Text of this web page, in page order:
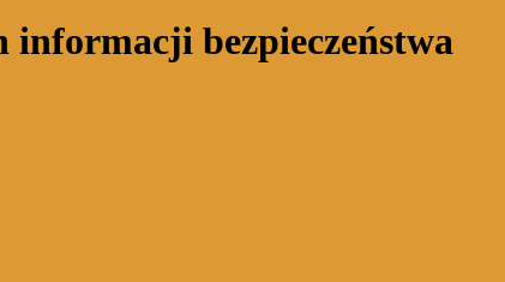
informacji bezpieczeństwa